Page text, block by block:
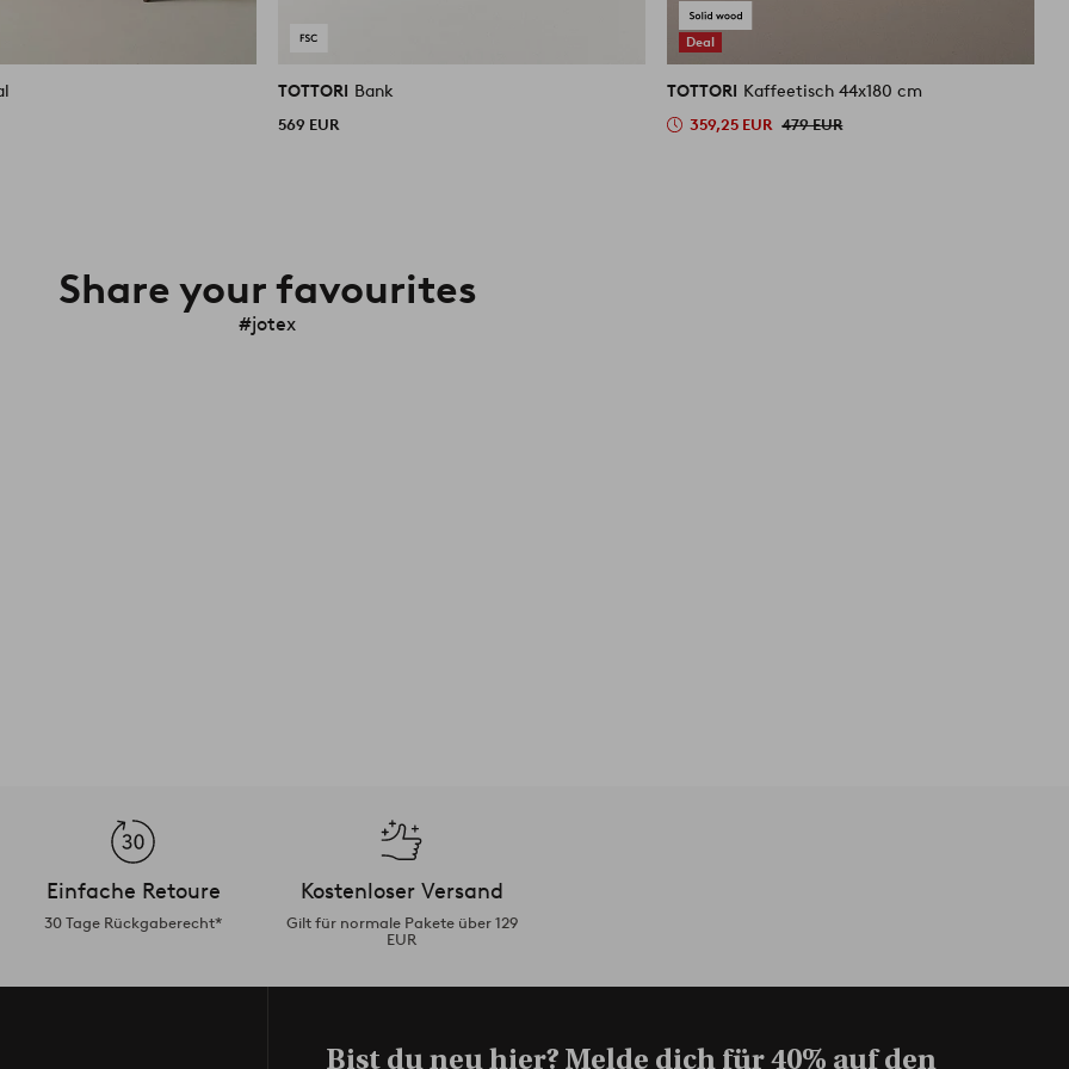
TOTTORI Bank
569 EUR
Deal
TOTTORI Kaffeetisch 44x180 cm
359,25 EUR 479 EUR
Share your favourites
#jotex
Einfache Retoure
30 Tage Rückgaberecht*
Kostenloser Versand
Gilt für normale Pakete über 129
EUR
Bist du neu hier? Melde dich für 40% auf den